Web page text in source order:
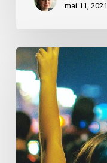
mai 11, 2021
Podcast
«
Of
Counsel
»
Micheal